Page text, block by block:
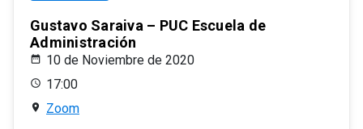
Gustavo Saraiva – PUC Escuela de
Administración
10 de Noviembre de 2020
17:00
Zoom